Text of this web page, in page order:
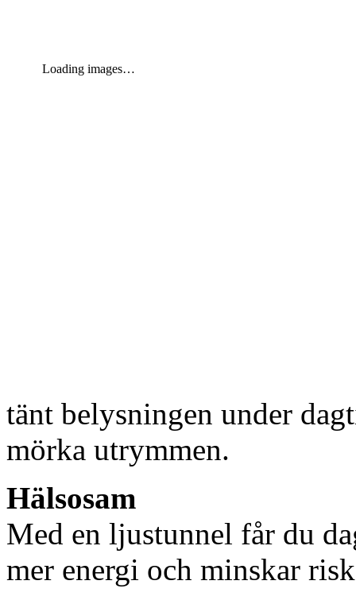
Loading images…
tänt belysningen under
mörka utrymmen.
Hälsosam
Med en ljustunnel får du
mer energi och minskar